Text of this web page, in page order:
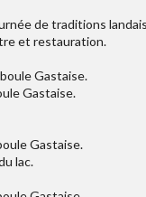
de traditions
et restauration.
Gastaise.
Gastaise.
Gastaise.
lac.